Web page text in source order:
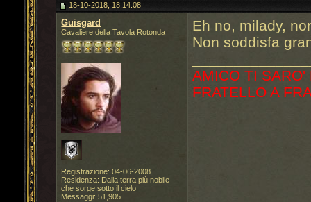
18-10-2018, 18.14.08
Guisgard
Cavaliere della Tavola Rotonda
Registrazione: 04-06-2008
Residenza: Dalla terra più nobile
che sorge sotto il cielo
Messaggi: 51,905
Eh no, milady,
Non soddisfa
AMICO TI SARO'
FRATELLO A